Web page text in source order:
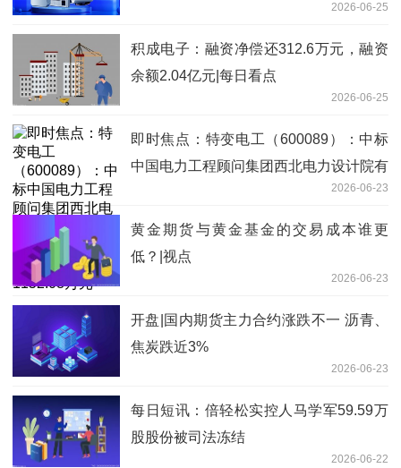
2026-06-25
积成电子：融资净偿还312.6万元，融资
余额2.04亿元|每日看点
2026-06-25
即时焦点：特变电工（600089）：中标
中国电力工程顾问集团西北电力设计院有
限公司采购项目，中标金额为1152.08万
元
2026-06-23
黄金期货与黄金基金的交易成本谁更
低？|视点
2026-06-23
开盘|国内期货主力合约涨跌不一 沥青、
焦炭跌近3%
2026-06-23
每日短讯：倍轻松实控人马学军59.59万
股股份被司法冻结
2026-06-22